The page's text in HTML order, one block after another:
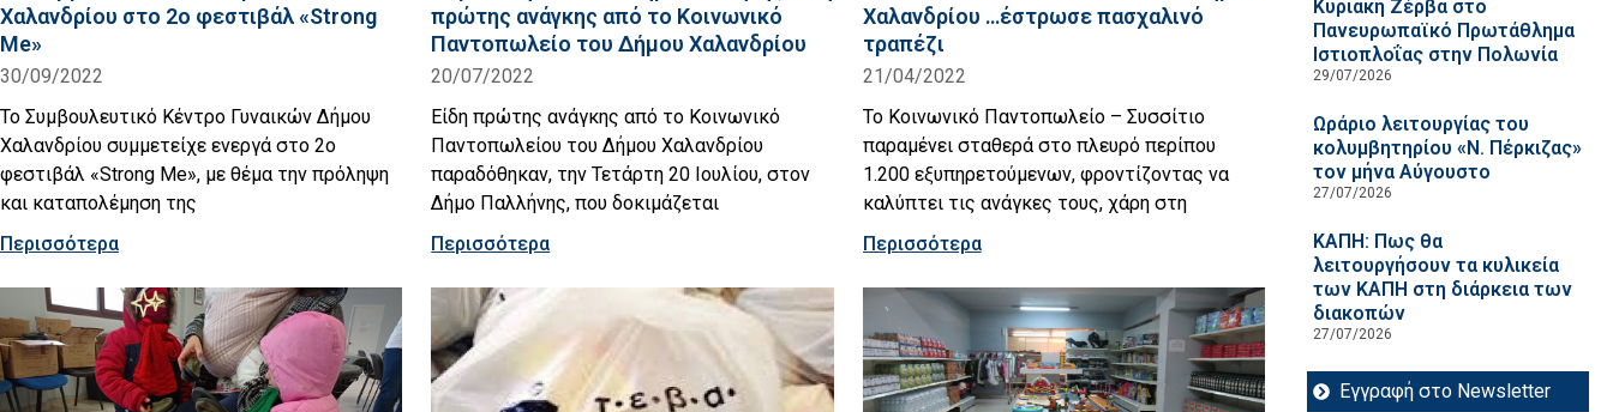
Χαλανδρίου στο 2ο φεστιβάλ «Strong
Me»
30/09/2022
Το Συμβουλευτικό Κέντρο Γυναικών Δήμου
Χαλανδρίου συμμετείχε ενεργά στο 2ο
φεστιβάλ «Strong Me», με θέμα την πρόληψη
και καταπολέμηση της
Περισσότερα
πρώτης ανάγκης από το Κοινωνικό
Παντοπωλείο του Δήμου Χαλανδρίου
20/07/2022
Είδη πρώτης ανάγκης από το Κοινωνικό
Παντοπωλείου του Δήμου Χαλανδρίου
παραδόθηκαν, την Τετάρτη 20 Ιουλίου, στον
Δήμο Παλλήνης, που δοκιμάζεται
Περισσότερα
Χαλανδρίου …έστρωσε πασχαλινό
τραπέζι
21/04/2022
Το Κοινωνικό Παντοπωλείο – Συσσίτιο
παραμένει σταθερά στο πλευρό περίπου
1.200 εξυπηρετούμενων, φροντίζοντας να
καλύπτει τις ανάγκες τους, χάρη στη
Περισσότερα
Κυριακή Ζέρβα στο
Πανευρωπαϊκό Πρωτάθλημα
Ιστιοπλοΐας στην Πολωνία
29/07/2026
Ωράριο λειτουργίας του
κολυμβητηρίου «Ν. Πέρκιζας»
τον μήνα Αύγουστο
27/07/2026
ΚΑΠΗ: Πως θα
λειτουργήσουν τα κυλικεία
των ΚΑΠΗ στη διάρκεια των
διακοπών
27/07/2026
Εγγραφή στο Newsletter